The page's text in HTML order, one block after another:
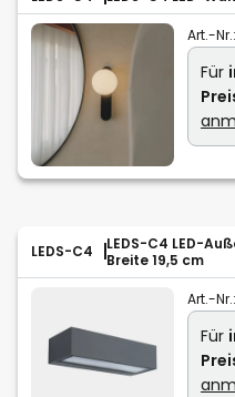
Art.-Nr.:
Für
LEDS-C4
LEDS-C4 LED-
Breite 19,5 cm
Art.-Nr.:
Für